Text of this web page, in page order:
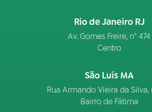
Rio de Janeiro RJ
Av. Gomes Freire, n° 474
Centro
São Luís MA
Rua Armando Vieira da Silva,
Bairro de Fátima